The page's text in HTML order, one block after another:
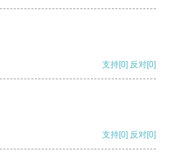
支持[0] 反对[0]
支持[0] 反对[0]